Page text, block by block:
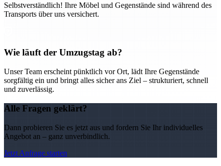
Selbstverständlich! Ihre Möbel und Gegenstände sind während des
Transports über uns versichert.
Wie läuft der Umzugstag ab?
Unser Team erscheint pünktlich vor Ort, lädt Ihre Gegenstände
sorgfältig ein und bringt alles sicher ans Ziel – strukturiert, schnell
und zuverlässig.
Alle Fragen geklärt?
Dann probieren Sie es jetzt aus und fordern Sie Ihr individuelles
Angebot an – ganz unverbindlich.
Jetzt Anfrage starten